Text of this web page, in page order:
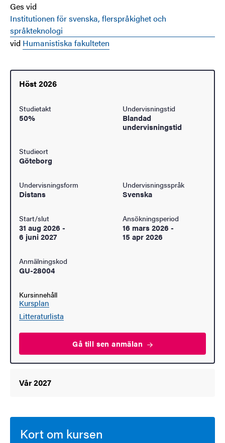
Ges vid
Institutionen för svenska, flerspråkighet och
språkteknologi
vid Humanistiska fakulteten
Höst 2026
Studietakt
50%
Undervisningstid
Blandad
undervisningstid
Studieort
Göteborg
Undervisningsform
Distans
Undervisningsspråk
Svenska
Start/slut
31 aug 2026 -
6 juni 2027
Ansökningsperiod
16 mars 2026 -
15 apr 2026
Anmälningskod
GU-28004
Kursinnehåll
Kursplan
Litteraturlista
Gå till senanmälan
Vår 2027
Kort om kursen